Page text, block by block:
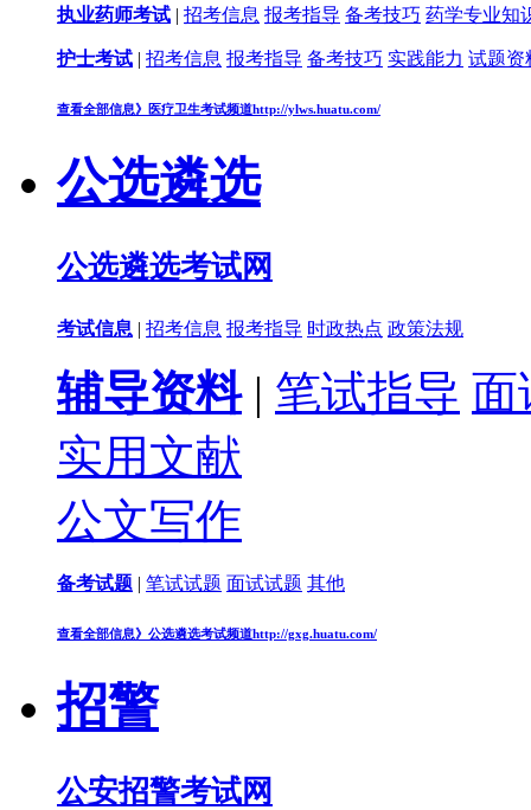
执业药师考试 | 招考信息 报考指导 备考技巧 药学专业知
护士考试 | 招考信息 报考指导 备考技巧 实践能力 试题资
查看全部信息》 医疗卫生考试频道http://ylws.huatu.com/
公选遴选
公选遴选考试网
考试信息 | 招考信息 报考指导 时政热点 政策法规
辅导资料| 笔试指导 面
实用文献
公文写作
备考试题 | 笔试试题 面试试题 其他
查看全部信息》 公选遴选考试频道http://gxg.huatu.com/
招警
公安招警考试网